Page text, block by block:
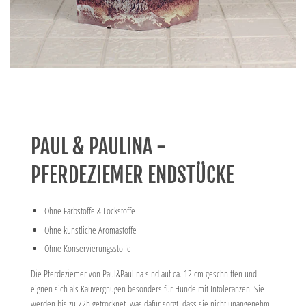
PAUL & PAULINA -
PFERDEZIEMER ENDSTÜCKE
Ohne Farbstoffe & Lockstoffe
Ohne künstliche Aromastoffe
Ohne Konservierungsstoffe
Die Pferdeziemer von Paul&Paulina sind auf ca. 12 cm geschnitten und
eignen sich als Kauvergnügen besonders für Hunde mit Intoleranzen. Sie